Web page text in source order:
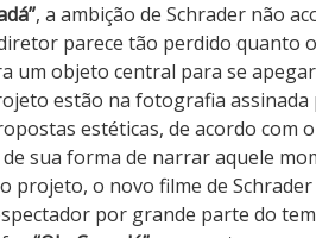
, a ambição de Schrader não
parece tão perdido quanto
um objeto central para se
estão na fotografia
estéticas, de acordo com
sua forma de narrar aquele
projeto, o novo filme de
por grande parte do